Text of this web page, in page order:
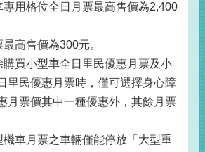
專用格位全日月票最高售價為2,400
高售價為300元。
購買小型車全日里民優惠月票及小
里民優惠月票時，僅可選擇身心障
月票價其中一種優惠外，其餘月票
機車月票之車輛僅能停放「大型重